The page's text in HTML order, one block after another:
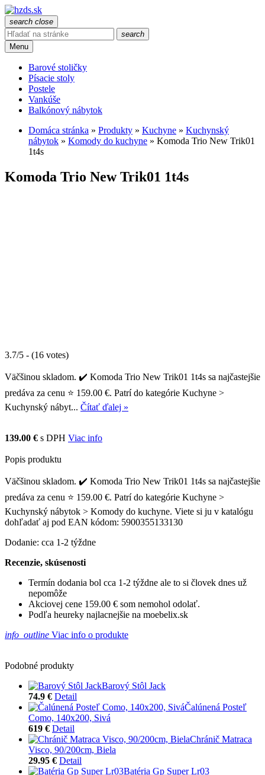
search close
search
Menu
Barové stoličky
Písacie stoly
Postele
Vankúše
Balkónový nábytok
Domáca stránka » Produkty » Kuchyne » Kuchynský
nábytok » Komody do kuchyne » Komoda Trio New Trik01
1t4s
Komoda Trio New Trik01 1t4s
3.7/5 - (16 votes)
Väčšinou skladom. ✔️ Komoda Trio New Trik01 1t4s sa najčastejšie
predáva za cenu ⭐ 159.00 €. Patrí do kategórie Kuchyne >
Kuchynský nábyt... Čítať ďalej »
139.00 € s DPH Viac info
Popis produktu
Väčšinou skladom. ✔️ Komoda Trio New Trik01 1t4s sa najčastejšie
predáva za cenu ⭐ 159.00 €. Patrí do kategórie Kuchyne >
Kuchynský nábytok > Komody do kuchyne. Viete si ju v katalógu
dohľadať aj pod EAN kódom: 5900355133130
Dodanie: cca 1-2 týždne
Recenzie, skúsenosti
Termín dodania bol cca 1-2 týždne ale to si človek dnes už
nepomôže
Akciovej cene 159.00 € som nemohol odolať.
Podľa heureky najlacnejšie na moebelix.sk
info_outline Viac info o produkte
Podobné produkty
Barový Stôl Jack
74.9 € Detail
Čalúnená Posteľ
Como, 140x200, Sivá
619 € Detail
Chránič Matraca
Visco, 90/200cm, Biela
29.95 € Detail
Batéria Gp Super Lr03